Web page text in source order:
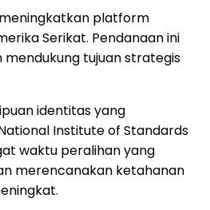
platform
Serikat. Pendanaan ini
tujuan strategis
identitas yang
Institute of Standards
waktu peralihan yang
merencanakan ketahanan